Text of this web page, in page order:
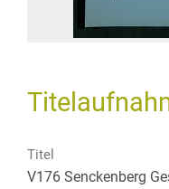
Titel
V176 Senckenberg